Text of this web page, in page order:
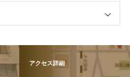
アクセス詳細